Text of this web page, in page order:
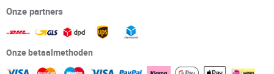
Onze partners
Onze betaalmethoden